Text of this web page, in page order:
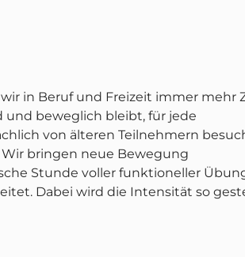
in Beruf und Freizeit immer mehr
und beweglich bleibt, für jede
von älteren Teilnehmern
bringen neue Bewegung
Stunde voller funktioneller
Dabei wird die Intensität so